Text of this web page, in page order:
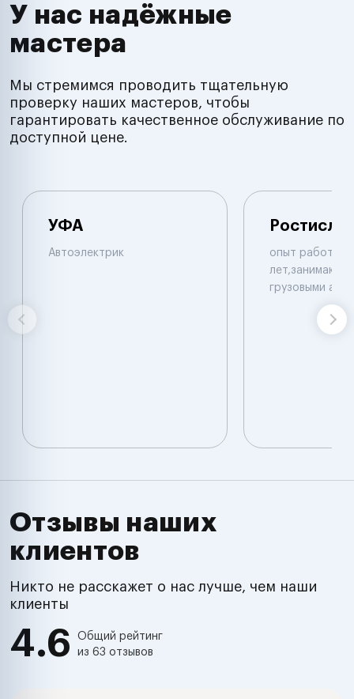
У нас надёжные
мастера
Мы стремимся проводить тщательную
проверку наших мастеров, чтобы
гарантировать качественное обслуживание по
доступной цене.
УФА
Автоэлектрик
Ростислав
опыт работы
лет,занимаюсь
грузовыми
Отзывы наших
клиентов
Никто не расскажет о нас лучше, чем наши
клиенты
4.6
Общий рейтинг
из 63 отзывов